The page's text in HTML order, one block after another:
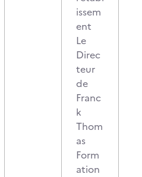
issem
ent
Le
Direc
teur
de
Franc
k
Thom
as
Form
ation